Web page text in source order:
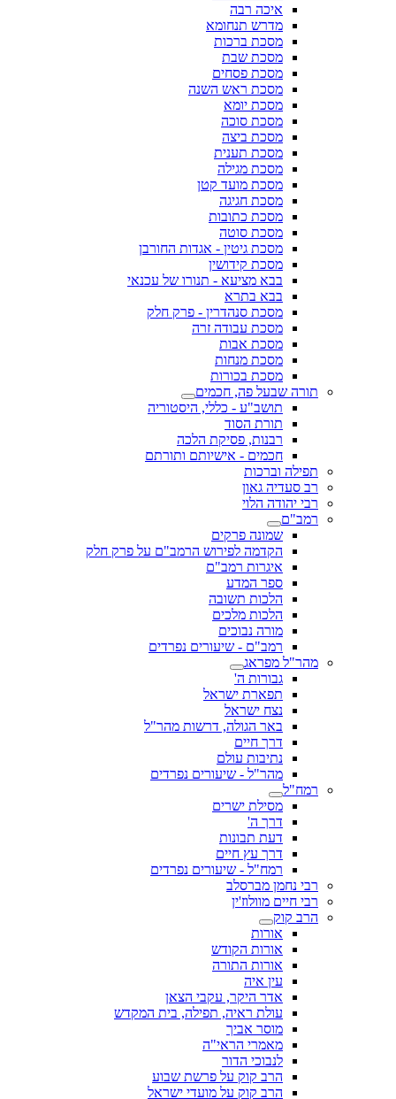
איכה רבה
מדרש תנחומא
מסכת ברכות
מסכת שבת
מסכת פסחים
מסכת ראש השנה
מסכת יומא
מסכת סוכה
מסכת ביצה
מסכת תענית
מסכת מגילה
מסכת מועד קטן
מסכת חגיגה
מסכת כתובות
מסכת סוטה
מסכת גיטין - אגדות החורבן
מסכת קידושין
בבא מציעא - תנורו של עכנאי
בבא בתרא
מסכת סנהדרין - פרק חלק
מסכת עבודה זרה
מסכת אבות
מסכת מנחות
מסכת בכורות
תורה שבעל פה, חכמים
תושב"ע - כללי, היסטוריה
תורת הסוד
רבנות, פסיקת הלכה
חכמים - אישיותם ותורתם
תפילה וברכות
רב סעדיה גאון
רבי יהודה הלוי
רמב"ם
שמונה פרקים
הקדמה לפירוש הרמב"ם על פרק חלק
איגרות רמב"ם
ספר המדע
הלכות תשובה
הלכות מלכים
מורה נבוכים
רמב"ם - שיעורים נפרדים
מהר"ל מפראג
גבורות ה'
תפארת ישראל
נצח ישראל
באר הגולה, דרשות מהר"ל
דרך חיים
נתיבות עולם
מהר"ל - שיעורים נפרדים
רמח"ל
מסילת ישרים
דרך ה'
דעת תבונות
דרך עץ חיים
רמח"ל - שיעורים נפרדים
רבי נחמן מברסלב
רבי חיים מוולוז'ין
הרב קוק
אורות
אורות הקודש
אורות התורה
עין איה
אדר היקר, עקבי הצאן
עולת ראיה, תפילה, בית המקדש
מוסר אביך
מאמרי הראי"ה
לנבוכי הדור
הרב קוק על פרשת שבוע
הרב קוק על מועדי ישראל